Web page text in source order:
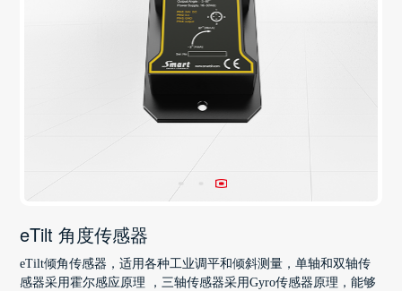
eTilt 角度传感器
eTilt倾角传感器，适用各种工业调平和倾斜测量，单轴和双轴传
感器采用霍尔感应原理 ，三轴传感器采用Gyro传感器原理，能够